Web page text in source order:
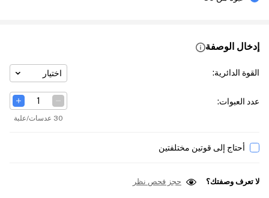
إدخال الوصفة
القوة الدائرية: اختيار
عدد العبوات:
30 عدسات/علبة
أحتاج إلى قوتين مختلفتين
لا تعرف وصفتك؟ حجز فحص نظر